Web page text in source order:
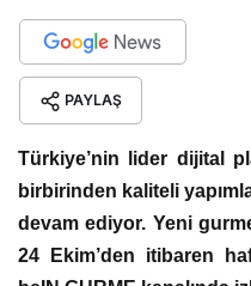
PAYLAŞ
Türkiye’nin lider dijital
birbirinden kaliteli
devam ediyor. Yeni
24 Ekim’den itibaren